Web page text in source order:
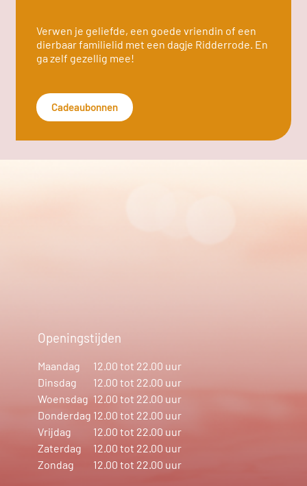
Verwen je geliefde, een goede vriendin of een
dierbaar familielid met een dagje Ridderrode. En
ga zelf gezellig mee!
Cadeaubonnen
Openingstijden
Maandag
12.00 tot 22.00 uur
Dinsdag
12.00 tot 22.00 uur
Woensdag 12.00 tot 22.00 uur
Donderdag 12.00 tot 22.00 uur
Vrijdag
12.00 tot 22.00 uur
Zaterdag
12.00 tot 22.00 uur
Zondag
12.00 tot 22.00 uur